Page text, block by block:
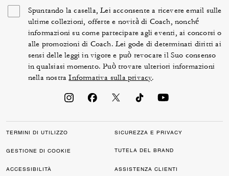
Spuntando la casella, Lei acconsente a ricevere email sulle
ultime collezioni, offerte e novità di Coach, nonché
informazioni su come partecipare agli eventi, ai concorsi o
alle promozioni di Coach. Lei gode di determinati diritti ai
sensi delle leggi in vigore e può revocare il Suo consenso
in qualsiasi momento. Può trovare ulteriori informazioni
nella nostraInformativa sulla privacy.
TERMINI DI UTILIZZO SICUREZZA E PRIVACY
GESTIONE DI COOKIE TUTELA DEL BRAND
ACCESSIBILITÀ ASSISTENZA CLIENTI